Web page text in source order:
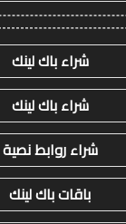
شراء باك لينك
شراء باك لينك
شراء روابط نصية
باقات باك لينك